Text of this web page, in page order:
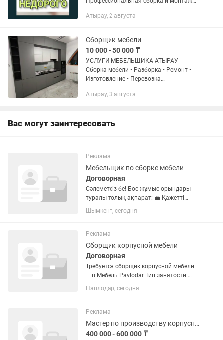
также электромонтажные работы, по
Атырау, 2 августа
Сборщик мебели
10 000 - 50 000 ₸
УСЛУГИ МЕБЕЛЬЩИКА АТЫРАУ
Сборка мебели • Разборка • Ремонт •
Изготовление • Перевозка
опытом. Работаем быстро, аккуратно и
Атырау, 3 августа
Вас могут заинтересовать
Реклама
Мебельщик по сборке мебели
Договорная
Сәлеметсіз бе! Бос жұмыс орындары
туралы толық ақпарат: 💼 Қажетті
мамандар: Жұмсақ жиһаз қаптаушы
Қаңқа жасаушы Қаптаушы
💰 Айлық табыс: 250 000 – 600 000
теңге...
Шымкент, сегодня
Реклама
Сборщик корпусной мебели
Договорная
Требуется сборщик корпусной мебели
— в Мебель Pavlodar Тип занятости:
свободный график Кто нам нужен
Ответственный и аккуратный сборщик
Павлодар, сегодня
Реклама
Мастер по производству корпусной мебели
400 000 - 600 000 ₸